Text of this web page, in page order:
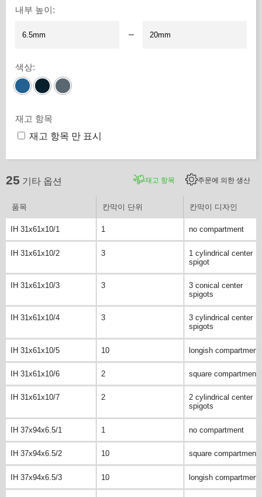
내부 높이:
–
색상:
재고 항목
재고 항목 만 표시
25 기타 옵션 재고 항목 주문에 의한 생산
품목 칸막이 단위 칸막이 디자인
IH 31x61x10/1 1 no compartment
IH 31x61x10/2 3
1 cylindrical center
spigot
IH 31x61x10/3 3
3 conical center
spigots
IH 31x61x10/4 3
3 cylindrical center
spigots
IH 31x61x10/5 10 longish
IH 31x61x10/6 2 square compartments
IH 31x61x10/7 2
2 cylindrical center
spigots
IH 37x94x6.5/1 1 no compartment
IH 37x94x6.5/2 10 square compartments
IH 37x94x6.5/3 10 longish